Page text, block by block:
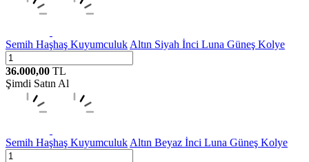
Semih Haşhaş Kuyumculuk Altın Siyah İnci Luna Güneş Kolye
36.000,00 TL
Şimdi Satın Al
Semih Haşhaş Kuyumculuk Altın Beyaz İnci Luna Güneş Kolye